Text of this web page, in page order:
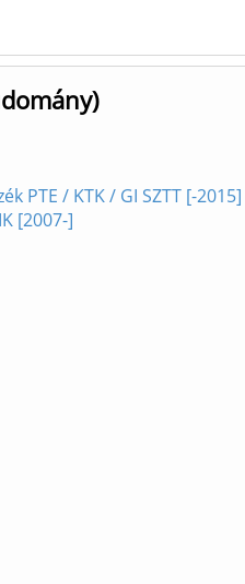
PTE / KTK / GI SZTT [-2015]
[2007-]